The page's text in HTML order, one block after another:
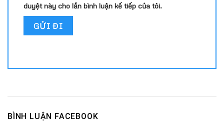
duyệt này cho lần bình luận kế tiếp của tôi.
BÌNH LUẬN FACEBOOK